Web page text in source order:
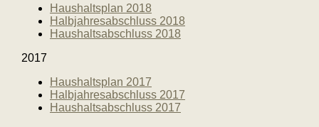
Haushaltsplan 2018
Halbjahresabschluss 2018
Haushaltsabschluss 2018
2017
Haushaltsplan 2017
Halbjahresabschluss 2017
Haushaltsabschluss 2017